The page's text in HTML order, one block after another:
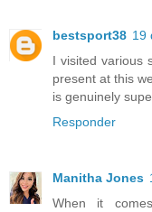
bestsport38 19
I visited various
present at this
is genuinely
Responder
Manitha Jones
When it